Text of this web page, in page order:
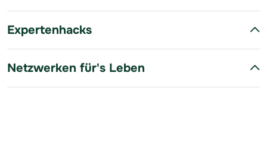
Expertenhacks
Netzwerken für's Leben